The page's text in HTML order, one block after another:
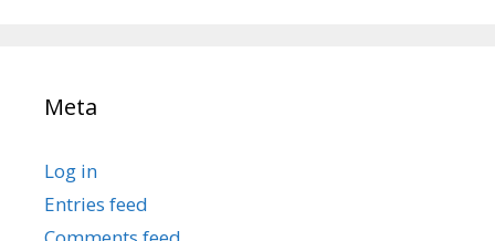
Meta
Log in
Entries feed